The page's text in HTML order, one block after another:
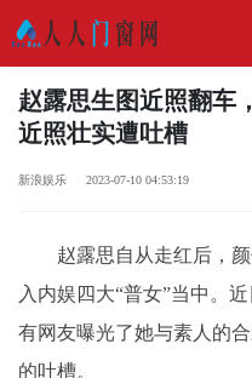
赵露思生图近照翻车
近照壮实遭吐槽
新浪娱乐 2023-07-10 04:53:19
赵露思自从走红后，
入内娱四大“普女”当中。
有网友曝光了她与素人的
的吐槽。